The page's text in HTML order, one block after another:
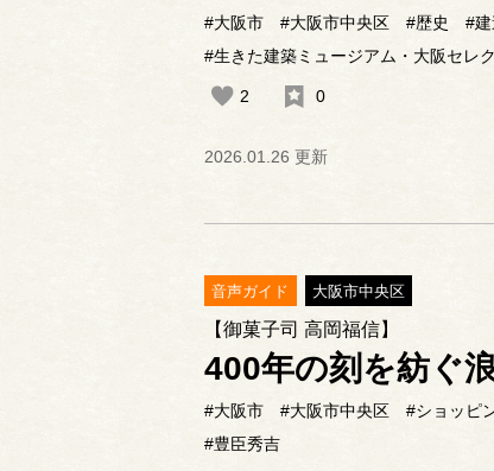
#大阪市 #大阪市中央区 #歴史 #
#生きた建築ミュージアム・大阪セレ
2 0
2026.01.26 更新
音声ガイド 大阪市中央区
【御菓子司 高岡福信】
400年の刻を紡ぐ
#大阪市 #大阪市中央区 #ショッピ
#豊臣秀吉